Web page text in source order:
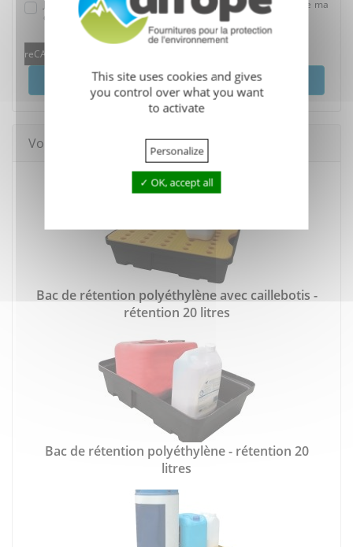
J'accepte que mes données soient utilisées dans le cadre de ma
demande.
reCAPTCHA is disabled.
Envoyer
Vous pourriez aussi aimer
Bac de rétention polyéthylène avec caillebotis -
rétention 20 litres
Bac de rétention polyéthylène - rétention 20
litres
This site uses cookies and gives
you control over what you want
to activate
Personalize
OK, accept all